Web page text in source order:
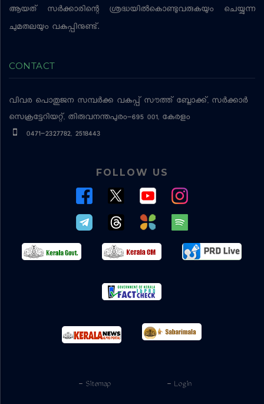
ആയത് സര്‍ക്കാരിന്റെ ശ്രദ്ധയില്‍കൊണ്ടുവരുകയും ചെയ്യുന്ന
ചുമതലയും വകുപ്പിനുണ്ട്.
CONTACT
വിവര പൊതുജന സമ്പര്‍ക്ക വകുപ്പ് സൗത്ത് ബ്ലോക്ക്, സര്‍ക്കാര്‍
സെക്രട്ടേറിയറ്റ്, തിരുവനന്തപുരം-695 001, കേരളം
0471-2327782, 2518443
FOLLOW US
- Login
- Sitemap